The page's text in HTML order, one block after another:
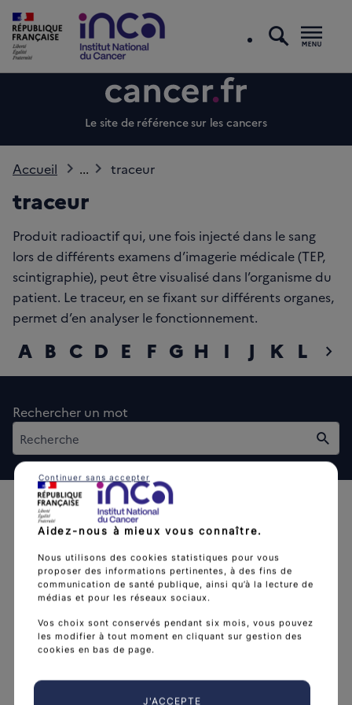
Le site de référence sur les cancers
Accueil ... traceur
traceur
Produit radioactif qui, une fois injecté dans le sang
lors de différents examens d’imagerie médicale (TEP,
scintigraphie), peut être visualisé dans l’organisme du
patient. Le traceur, en se fixant sur différents organes,
permet d’en analyser le fonctionnement.
chevron_right
A B C D E F G H I J K L M
Rechercher un mot
L'Institut national du cancer est l’agence d'expertise
sanitaire et scientifique en cancérologie de l’État.
Découvrir l’Institut arrow_forward
Aidez-nous à mieux vous connaître.
Nous utilisons des cookies statistiques pour vous
proposer des informations pertinentes, à des fins de
communication de santé publique, ainsi qu’à la lecture de
médias et pour les réseaux sociaux.
Vos choix sont conservés pendant six mois, vous pouvez
les modifier à tout moment en cliquant sur gestion des
cookies en bas de page.
J'ACCEPTE
Continuer sans accepter